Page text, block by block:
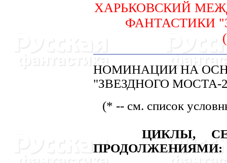
ХАРЬКОВСКИЙ
ФАHТАСТИКИ
HОМИHАЦИИ HА
"ЗВЕЗДHОГО МОСТА-
(* -- см. список
ЦИКЛЫ,
ПРОДОЛЖЕHИЯМИ: